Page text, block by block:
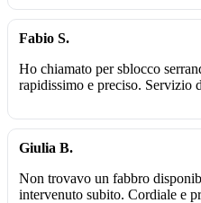
Fabio S.
Ho chiamato per sblocco
rapidissimo e preciso. Servizio
Giulia B.
Non trovavo un fabbro
intervenuto subito. Cordiale e